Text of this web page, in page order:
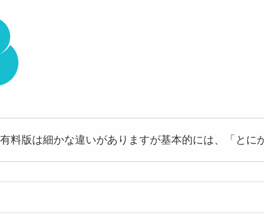
料版は細かな違いがありますが基本的には、「とに